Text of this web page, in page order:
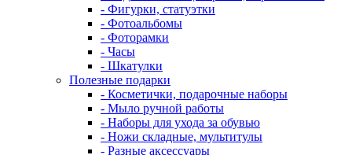
- Фигурки, статуэтки
- Фотоальбомы
- Фоторамки
- Часы
- Шкатулки
Полезные подарки
- Косметички, подарочные наборы
- Мыло ручной работы
- Наборы для ухода за обувью
- Ножи складные, мультитулы
- Разные аксессуары